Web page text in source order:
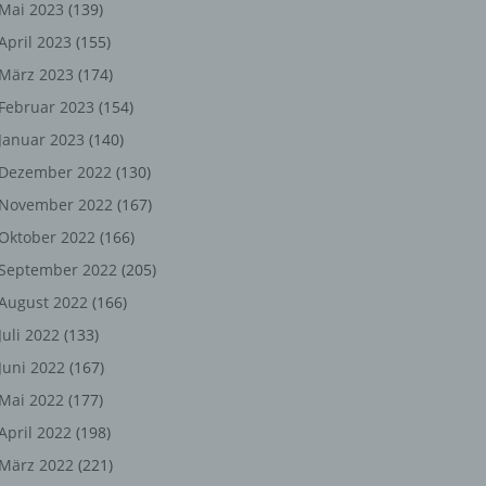
Mai 2023 (139)
2023 (155)
März 2023 (174)
Februar 2023 (154)
Januar 2023 (140)
Dezember 2022 (130)
November 2022 (167)
Oktober 2022 (166)
September 2022 (205)
2022 (166)
Juli 2022 (133)
Juni 2022 (167)
Mai 2022 (177)
2022 (198)
März 2022 (221)
oder